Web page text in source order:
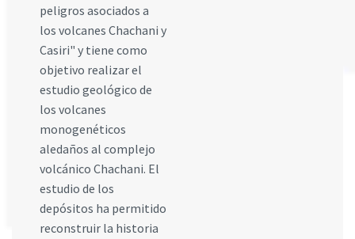
peligros asociados a
los volcanes Chachani y
Casiri" y tiene como
objetivo realizar el
estudio geológico de
los volcanes
monogenéticos
aledaños al complejo
volcánico Chachani. El
estudio de los
depósitos ha permitido
reconstruir la historia